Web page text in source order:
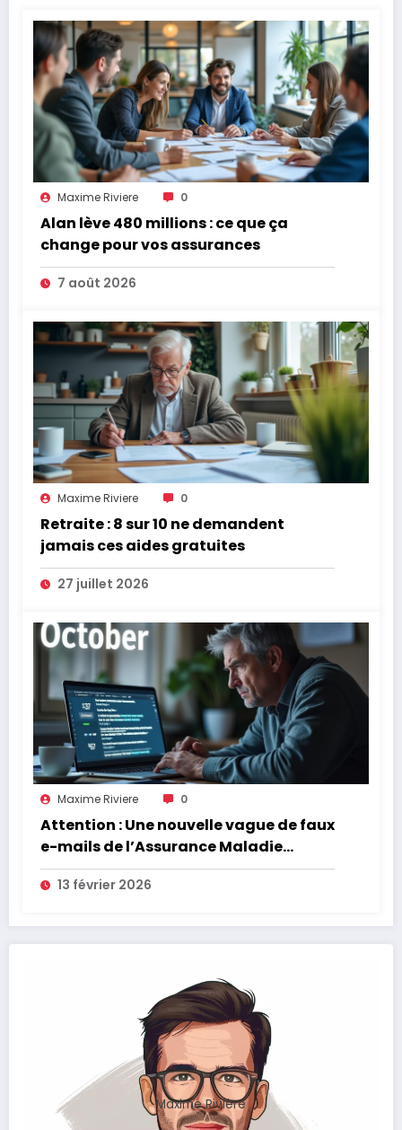
Maxime Riviere 0
Alan lève 480 millions : ce que ça
change pour vos assurances
7 août 2026
Maxime Riviere 0
Retraite : 8 sur 10 ne demandent
jamais ces aides gratuites
27 juillet 2026
Maxime Riviere 0
Attention : Une nouvelle vague de faux
e-mails de l’Assurance Maladie
menace la couverture de vos frais de
santé
13 février 2026
Maxime Rivière